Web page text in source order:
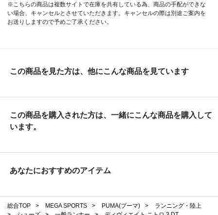
※こちらの商品は複数サイトで在庫を共有している為、商品の手配ができな
い場合、キャンセルとさせていただきます。キャンセルの際は別途ご案内を
お送りしますので予めご了承ください。
この商品を見た方は、他にこんな商品を見ています
この商品を購入された方は、一緒にこんな商品を購入して
います。
あなたにおすすめのアイテム
総合TOP > MEGA SPORTS > PUMA(プーマ) >
ランニング・陸上